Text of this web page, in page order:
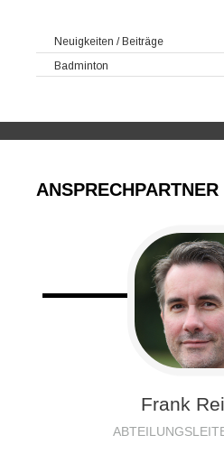
Neuigkeiten / Beiträge
Badminton
ANSPRECHPARTNER
Frank